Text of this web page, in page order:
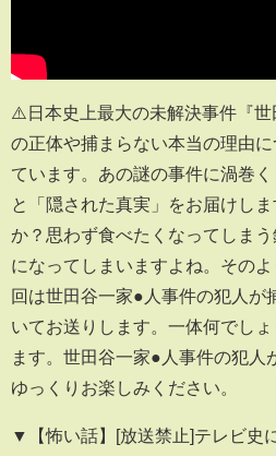
⚠️日本史上最大の未解決事件『世
の正体や捕まらない本当の理由に
ています。あの謎の事件に渦巻く
と「隠された真実」をお届けし
か？思わず食べたくなってしま
になってしまいますよね。その
回は世田谷一家●人事件の犯人が
いてお送りします。一体何でしょ
ます。世田谷一家●人事件の犯人
ゆっくりお楽しみください。
▼【怖い話】[放送禁止]テレビ史